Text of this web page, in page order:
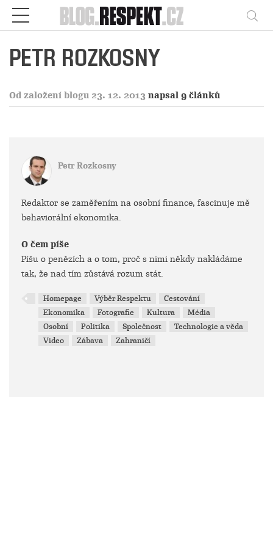
Respekt
PETR ROZKOSNY
Od založení blogu 23. 12. 2013 napsal 9 článků
Petr Rozkosny
Redaktor se zaměřením na osobní finance, fascinuje mě
behaviorální ekonomika.
O čem píše
Píšu o penězích a o tom, proč s nimi někdy nakládáme
tak, že nad tím zůstává rozum stát.
Homepage Výběr Respektu
Cestování
Ekonomika
Fotografie Kultura
Média
Osobní
Politika Společnost
Technologie a věda
Video
Zábava Zahraničí